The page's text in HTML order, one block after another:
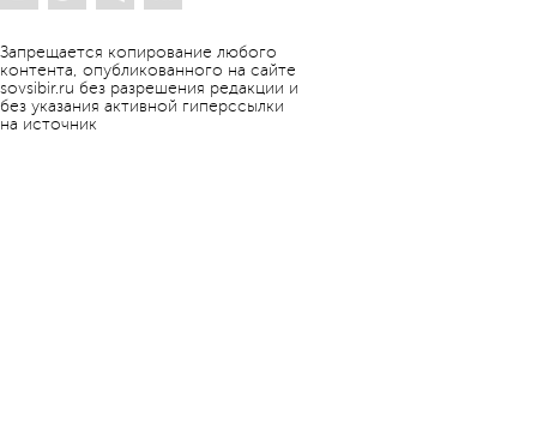
Запрещается копирование любого
контента, опубликованного на сайте
sovsibir.ru без разрешения редакции и
без указания активной гиперссылки
на источник